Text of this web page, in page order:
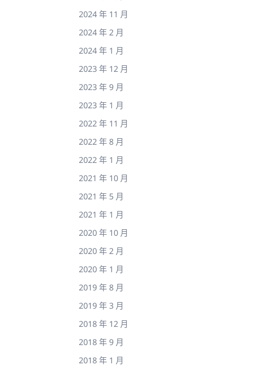
2024 年 11 月
2024 年 2 月
2024 年 1 月
2023 年 12 月
2023 年 9 月
2023 年 1 月
2022 年 11 月
2022 年 8 月
2022 年 1 月
2021 年 10 月
2021 年 5 月
2021 年 1 月
2020 年 10 月
2020 年 2 月
2020 年 1 月
2019 年 8 月
2019 年 3 月
2018 年 12 月
2018 年 9 月
2018 年 1 月